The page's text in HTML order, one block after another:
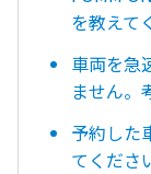
を教えて
車両を急
ません。
予約した
てくださ